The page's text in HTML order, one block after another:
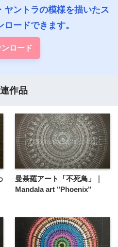
ントラの模様を描いたス
ードできます。
ンロード
作品
曼荼羅アート「不死鳥」｜
Mandala art "Phoenix"